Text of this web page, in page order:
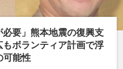
要」熊本地震の復興支
ボランティア計画で浮
可能性